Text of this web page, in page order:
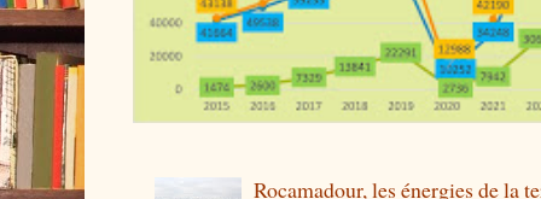
Rocamadour, les énergies de la